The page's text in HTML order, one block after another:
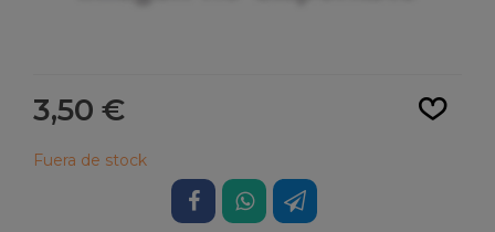
3,50 €
Fuera de stock